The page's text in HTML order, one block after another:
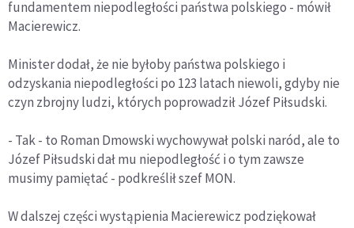
fundamentem niepodległości państwa polskiego - mówił
Macierewicz.
Minister dodał, że nie byłoby państwa polskiego i
odzyskania niepodległości po 123 latach niewoli, gdyby nie
czyn zbrojny ludzi, których poprowadził Józef Piłsudski.
- Tak - to Roman Dmowski wychowywał polski naród, ale to
Józef Piłsudski dał mu niepodległość i o tym zawsze
musimy pamiętać - podkreślił szef MON.
W dalszej części wystąpienia Macierewicz podziękował